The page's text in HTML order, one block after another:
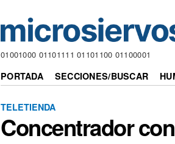
01001000 01101111 01101100 01100001
PORTADA SECCIONES/BUSCAR
TELETIENDA
Concentrador